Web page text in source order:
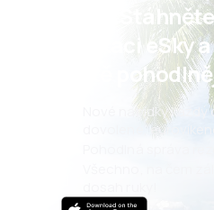
Psst!
aplikaci eSky
ještě
Nové nabídky
dovolené,
Všechno, na čem